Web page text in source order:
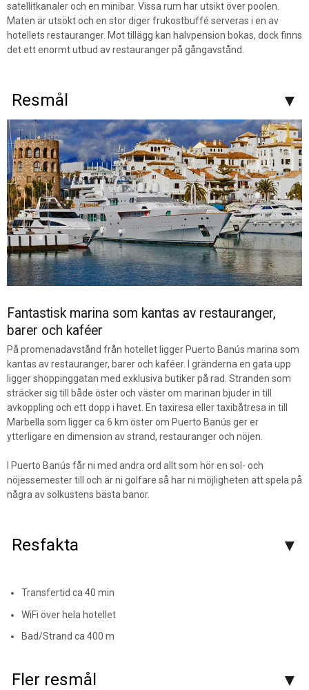
satellitkanaler och en minibar. Vissa rum har utsikt över poolen.
Maten är utsökt och en stor diger frukostbuffé serveras i en av
hotellets restauranger. Mot tillägg kan halvpension bokas, dock finns
det ett enormt utbud av restauranger på gångavstånd.
Resmål
Fantastisk marina som kantas av restauranger,
barer och kaféer
På promenadavstånd från hotellet ligger Puerto Banús marina som
kantas av restauranger, barer och kaféer. I gränderna en gata upp
ligger shoppinggatan med exklusiva butiker på rad. Stranden som
sträcker sig till både öster och väster om marinan bjuder in till
avkoppling och ett dopp i havet. En taxiresa eller taxibåtresa in till
Marbella som ligger ca 6 km öster om Puerto Banús ger er
ytterligare en dimension av strand, restauranger och nöjen.
I Puerto Banús får ni med andra ord allt som hör en sol- och
nöjessemester till och är ni golfare så har ni möjligheten att spela på
några av solkustens bästa banor.
Resfakta
Transfertid ca 40 min
WiFi över hela hotellet
Bad/Strand ca 400 m
Fler resmål